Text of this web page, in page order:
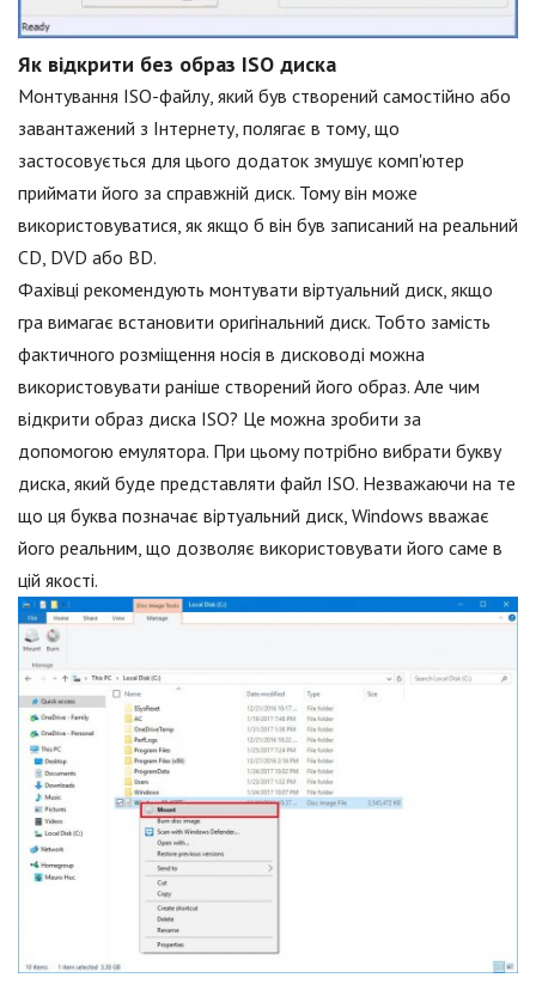
Як відкрити без образ ISO диска
Монтування ISO-файлу, який був створений самостійно або
завантажений з Інтернету, полягає в тому, що
застосовується для цього додаток змушує комп'ютер
приймати його за справжній диск. Тому він може
використовуватися, як якщо б він був записаний на реальний
CD, DVD або BD.
Фахівці рекомендують монтувати віртуальний диск, якщо
гра вимагає встановити оригінальний диск. Тобто замість
фактичного розміщення носія в дисководі можна
використовувати раніше створений його образ. Але чим
відкрити образ диска ISO? Це можна зробити за
допомогою емулятора. При цьому потрібно вибрати букву
диска, який буде представляти файл ISO. Незважаючи на те
що ця буква позначає віртуальний диск, Windows вважає
його реальним, що дозволяє використовувати його саме в
цій якості.